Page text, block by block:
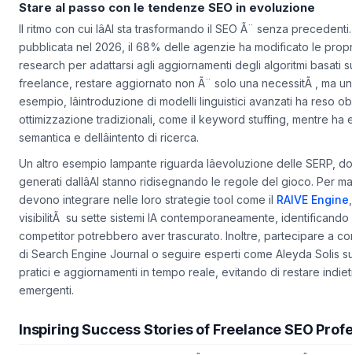
Stare al passo con le tendenze SEO in evoluzione
Il ritmo con cui lâAI sta trasformando il SEO Ã¨ senza
pubblicata nel 2026, il 68% delle agenzie ha modificato le
research per adattarsi agli aggiornamenti degli algoritmi basati
freelance, restare aggiornato non Ã¨ solo una necessitÃ , ma
esempio, lâintroduzione di modelli linguistici avanzati ha reso
ottimizzazione tradizionali, come il keyword stuffing, mentre ha
semantica e dellâintento di ricerca.
Un altro esempio lampante riguarda lâevoluzione delle SERP,
generati dallâAI stanno ridisegnando le regole del gioco. Per
devono integrare nelle loro strategie tool come ilRAIVE Engine
visibilitÃ su sette sistemi IA contemporaneamente,
competitor potrebbero aver trascurato. Inoltre, partecipare a
di Search Engine Journal o seguire esperti come Aleyda Solis
pratici e aggiornamenti in tempo reale, evitando di restare
Inspiring Success Stories of Freelance SEO